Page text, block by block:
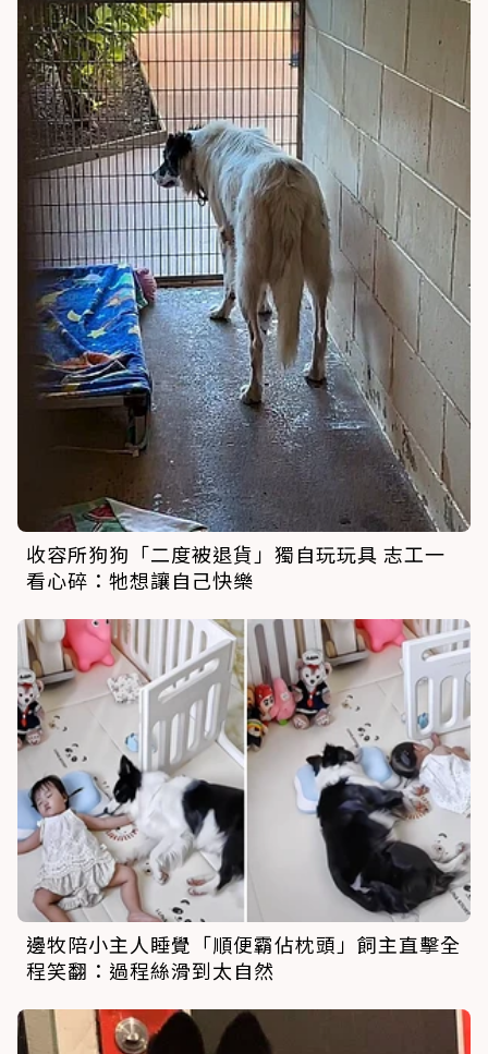
收容所狗狗「二度被退貨」獨自玩玩具 志工一
看心碎：牠想讓自己快樂
邊牧陪小主人睡覺「順便霸佔枕頭」飼主直擊全
程笑翻：過程絲滑到太自然